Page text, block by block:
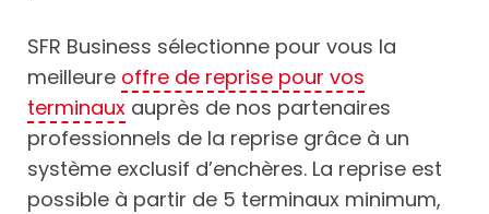
SFR Business sélectionne pour vous la
meilleure offre de reprise pour vos
terminaux auprès de nos partenaires
professionnels de la reprise grâce à un
système exclusif d’enchères. La reprise est
possible à partir de 5 terminaux minimum,